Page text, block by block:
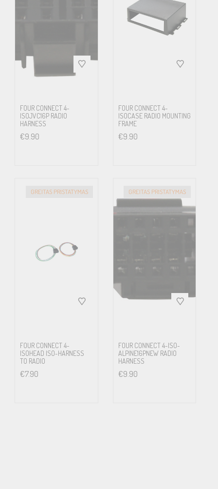
FOUR CONNECT 4-
ISOJVC16P RADIO
HARNESS
€9.90
FOUR CONNECT 4-
ISOCASE RADIO MOUNTING
FRAME
€9.90
GREITAS PRISTATYMAS
FOUR CONNECT 4-
ISOHEAD ISO-HARNESS
TO RADIO
€7.90
GREITAS PRISTATYMAS
FOUR CONNECT 4-ISO-
ALPINE16PNEW RADIO
HARNESS
€9.90